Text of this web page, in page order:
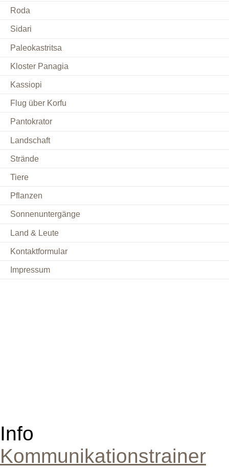
Roda
Sidari
Paleokastritsa
Kloster Panagia
Kassiopi
Flug über Korfu
Pantokrator
Landschaft
Strände
Tiere
Pflanzen
Sonnenuntergänge
Land & Leute
Kontaktformular
Impressum
Info
Kommunikationstrainer